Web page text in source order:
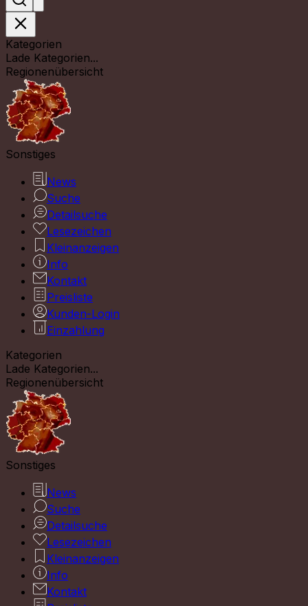
Kategorien
Lade Kategorien...
Regionenübersicht
Sonstiges
News
Suche
Detailsuche
Lesezeichen
Kleinanzeigen
Info
Kontakt
Preisliste
Kunden-Login
Einzahlung
Kategorien
Lade Kategorien...
Regionenübersicht
Sonstiges
News
Suche
Detailsuche
Lesezeichen
Kleinanzeigen
Info
Kontakt